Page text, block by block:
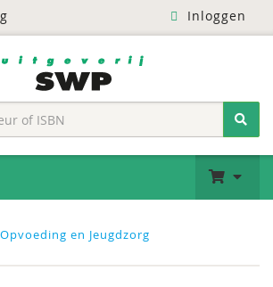
Inloggen
Opvoeding en Jeugdzorg